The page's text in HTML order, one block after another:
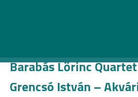
Barabás Lőrinc
Grencsó István –